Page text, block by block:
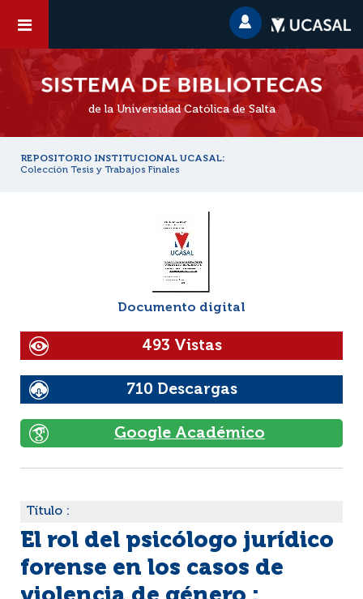
de la Universidad Católica de Salta
REPOSITORIO INSTITUCIONAL UCASAL:
Colección Tesis y Trabajos Finales
Documento digital
493 Vistas
710 Descargas
Google Académico
Título :
El rol del psicólogo jurídico
forense en los casos de